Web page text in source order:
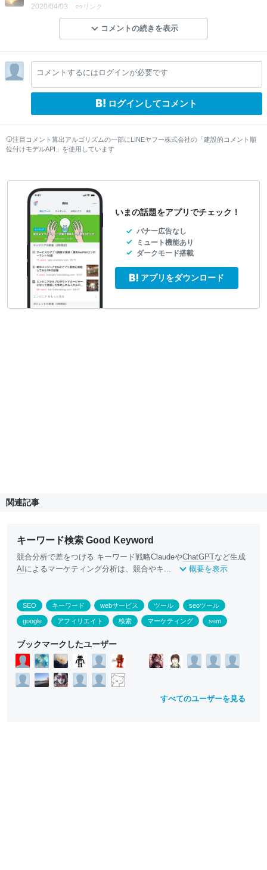
2020/04/03 リンク
コメントの続きを表示
コメントするにはログインが必要です
ログインしてコメント
注目コメント算出アルゴリズムの一部にLINEヤフー株式会社の「建設的コメント順
位付けモデルAPI」を使用しています
いまの話題をアプリでチェック！
バナー広告なし
ミュート機能あり
ダークモード搭載
アプリをダウンロード
関連記事
キーワード検索 Good Keyword
競合分析で差をつける キーワード戦略ClaudeやChatGPTなど生成
AI によるマーケティング分析は、競合やキ... 概要を表示
SEO キーワード webサービス ツール seoツール
google アフィリエイト 検索 マーケティング sem
ブックマークしたユーザー
すべてのユーザーを見る